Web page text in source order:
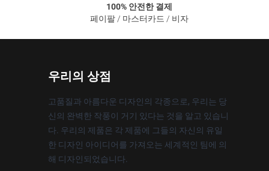
100% 안전한 결제
페이팔 / 마스터카드 / 비자
우리의 상점
고품질과 아름다운 디자인의 각종으로, 우리는 당
신의 완벽한 작풍이 거기 있다는 것을 알고 있습니
다. 우리의 제품은 각 제품에 그들의 자신의 유일
한 디자인 아이디어를 가져오는 세계적인 팀에 의
해 디자인되었습니다.